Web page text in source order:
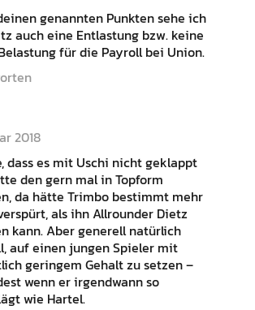
genannten Punkten sehe ich
auch eine Entlastung bzw. keine
für die Payroll bei Union.
2018
dass es mit Uschi nicht geklappt
den gern mal in Topform
da hätte Trimbo bestimmt mehr
als ihn Allrounder Dietz
kann. Aber generell natürlich
auf einen jungen Spieler mit
geringem Gehalt zu setzen –
wenn er irgendwann so
wie Hartel.